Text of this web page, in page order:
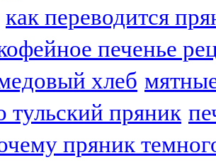
как переводится
печенье
хлеб
тульский пряник
пряник